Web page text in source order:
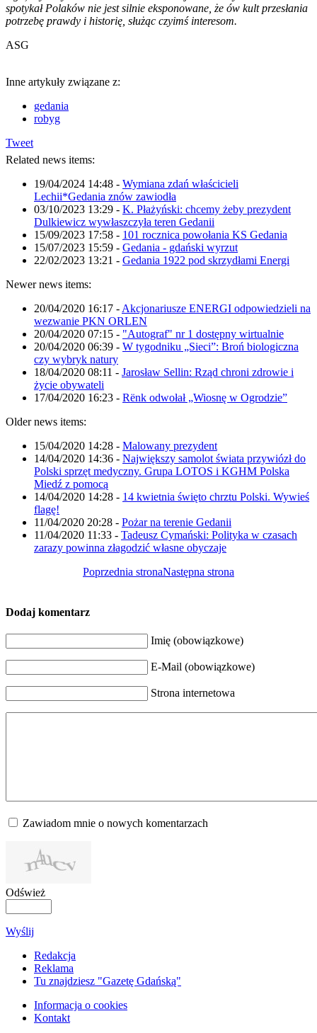
spotykał Polaków nie jest silnie eksponowane, że ów kult przesłania
potrzebę prawdy i historię, służąc czyimś interesom.
ASG
Inne artykuły związane z:
gedania
robyg
Tweet
Related news items:
19/04/2024 14:48 - Wymiana zdań właścicieli
Lechii*Gedania znów zawiodła
03/10/2023 13:29 - K. Płażyński: chcemy żeby prezydent
Dulkiewicz wywłaszczyła teren Gedanii
15/09/2023 17:58 - 101 rocznica powołania KS Gedania
15/07/2023 15:59 - Gedania - gdański wyrzut
22/02/2023 13:21 - Gedania 1922 pod skrzydłami Energi
Newer news items:
20/04/2020 16:17 - Akcjonariusze ENERGI odpowiedzieli na
wezwanie PKN ORLEN
20/04/2020 07:15 - "Autograf" nr 1 dostępny wirtualnie
20/04/2020 06:39 - W tygodniku „Sieci”: Broń biologiczna
czy wybryk natury
18/04/2020 08:11 - Jarosław Sellin: Rząd chroni zdrowie i
życie obywateli
17/04/2020 16:23 - Rënk odwołał „Wiosnę w Ogrodzie”
Older news items:
15/04/2020 14:28 - Malowany prezydent
14/04/2020 14:36 - Największy samolot świata przywiózł do
Polski sprzęt medyczny. Grupa LOTOS i KGHM Polska
Miedź z pomocą
14/04/2020 14:28 - 14 kwietnia święto chrztu Polski. Wywieś
flagę!
11/04/2020 20:28 - Pożar na terenie Gedanii
11/04/2020 11:33 - Tadeusz Cymański: Polityka w czasach
zarazy powinna złagodzić własne obyczaje
Poprzednia stronaNastępna strona
Dodaj komentarz
Imię (obowiązkowe)
E-Mail (obowiązkowe)
Strona internetowa
Zawiadom mnie o nowych komentarzach
Odśwież
Wyślij
Redakcja
Reklama
Tu znajdziesz "Gazetę Gdańską"
Informacja o cookies
Kontakt